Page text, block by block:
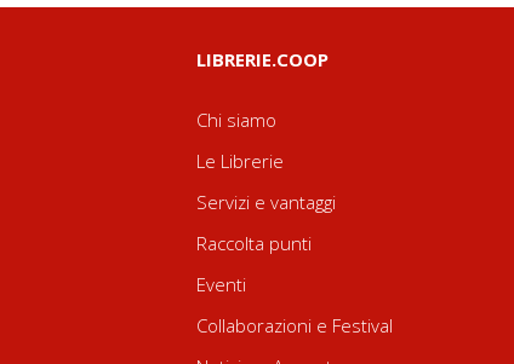
LIBRERIE.COOP
Chi siamo
Le Librerie
Servizi e vantaggi
Raccolta punti
Eventi
Collaborazioni e Festival